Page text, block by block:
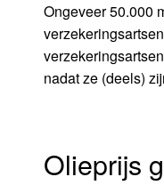
Ongeveer 50.000
nadat ze (deels)
Olieprijs